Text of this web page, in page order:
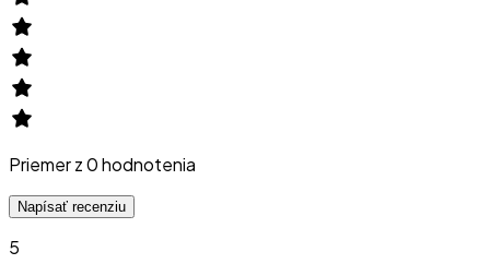
Priemer z0hodnotenia
Napísať recenziu
5